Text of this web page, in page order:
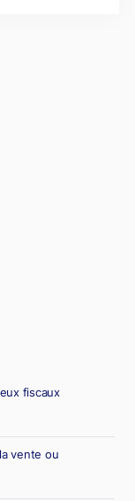
fiscaux
vente ou